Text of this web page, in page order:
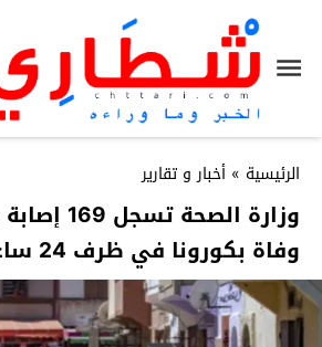
الرئيسية » أخبار و تقارير
وفاة بكورونا في ظرف 24 ساعة